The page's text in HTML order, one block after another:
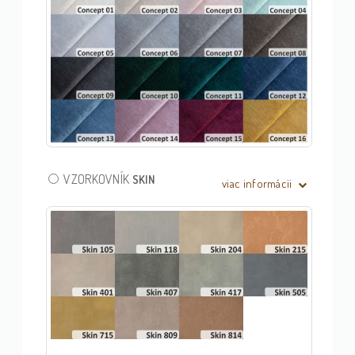
VZORKOVNÍK SKIN viac informácii